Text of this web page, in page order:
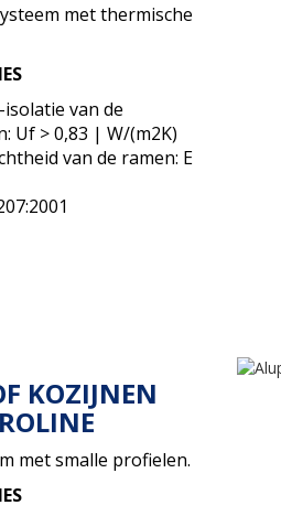
met thermische
van de
Uf > 0,83 | W/(m2K)
van de ramen: E
KOZIJNEN
met smalle profielen.